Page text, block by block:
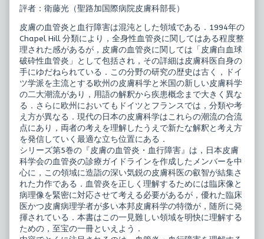
ト
5
皮
膚
の
血
管
炎・
血
行
障
published
on
膚
科
臨
床
ア
セ
ッ
ト
5
皮
膚
の
血
管
炎・
血
行
障
害,
評者：衛藤光（聖路加国際病院皮膚科部長）
皮膚の血管炎と血行障害は混沌とした領域である．1994年の
Chapel Hill 分類により，全身性血管炎に関してはある程度整
理された感があるが，皮膚の血管炎に関しては「皮膚白血球
破砕性血管炎」として包括され，その詳細は皮膚科医自身の
手にゆだねられている．この分野の研究の歴史は古く，ドイ
ツ学派を主流とする欧州の皮膚科学と米国の新しい皮膚科学
の二大潮流があり，用語の解釈から疾患概念まで大きく異な
る．さらに欧州においてもドイツとフランスでは，分類や考
え方が異なる．現代の日本の皮膚科学はこれらの潮流の合流
点にあり，両者の考えを理解したうえで新たな解釈と考え方
を発信していく最適な立ち位置にある．
シリーズ第5巻の『皮膚の血管炎・血行障害』は，日本皮膚
科学会の血管炎の診療ガイドラインを作成したメンバーを中
心に，この領域に造詣の深い気鋭の皮膚科医の叡智が結集さ
れた力作である．血管炎を正しく理解するためには臨床像と
病理像を緊密に対応させて考える必要があるが，優れた臨床
医かつ皮膚病理学者が多い本邦皮膚科学の特徴が，随所に発
揮されている．本書はこの一見難しい領域を明快に理解する
ための，至宝の一冊といえよう．